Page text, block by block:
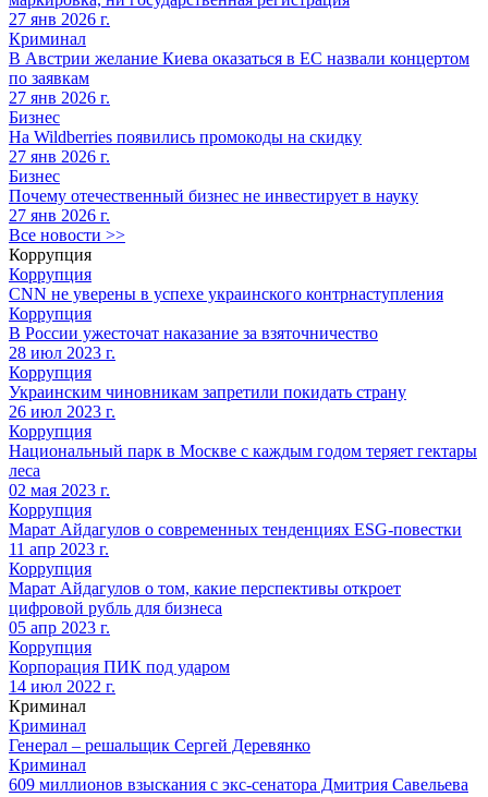
27 янв 2026 г.
Криминал
В Австрии желание Киева оказаться в ЕС назвали концертом
по заявкам
27 янв 2026 г.
Бизнес
На Wildberries появились промокоды на скидку
27 янв 2026 г.
Бизнес
Почему отечественный бизнес не инвестирует в науку
27 янв 2026 г.
Все новости >>
Коррупция
Коррупция
CNN не уверены в успехе украинского контрнаступления
Коррупция
В России ужесточат наказание за взяточничество
28 июл 2023 г.
Коррупция
Украинским чиновникам запретили покидать страну
26 июл 2023 г.
Коррупция
Национальный парк в Москве с каждым годом теряет гектары
леса
02 мая 2023 г.
Коррупция
Марат Айдагулов о современных тенденциях ESG-повестки
11 апр 2023 г.
Коррупция
Марат Айдагулов о том, какие перспективы откроет
цифровой рубль для бизнеса
05 апр 2023 г.
Коррупция
Корпорация ПИК под ударом
14 июл 2022 г.
Криминал
Криминал
Генерал – решальщик Сергей Деревянко
Криминал
609 миллионов взыскания с экс-сенатора Дмитрия Савельева